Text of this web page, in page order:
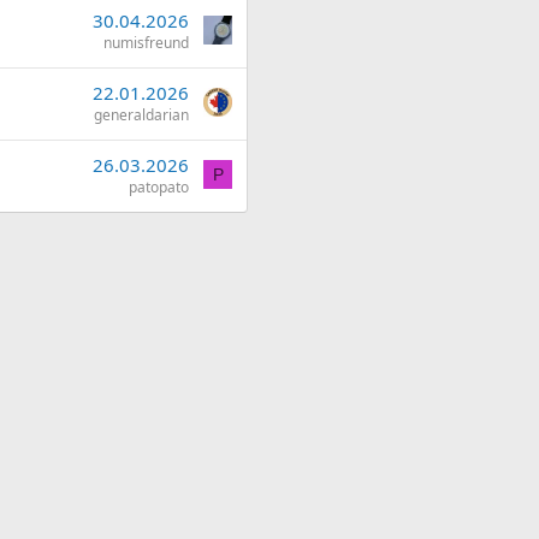
30.04.2026
numisfreund
22.01.2026
generaldarian
26.03.2026
patopato
P